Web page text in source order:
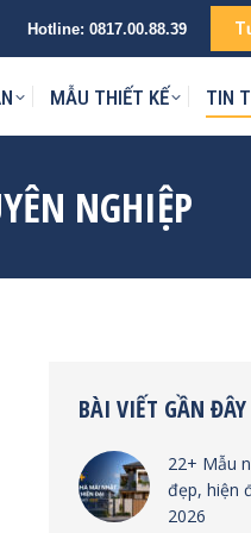
Hotline: 0817.00.88.39
MẪU THIẾT KẾ TIN
NGHIỆP
BÀI VIẾT GẦN ĐÂY
22+ Mẫu
đẹp, hiện
2026
HỆ